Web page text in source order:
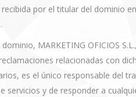
por el titular del dominio
dominio, MARKETING OFICIOS
relacionadas con
es el único responsable del
servicios y de responder a